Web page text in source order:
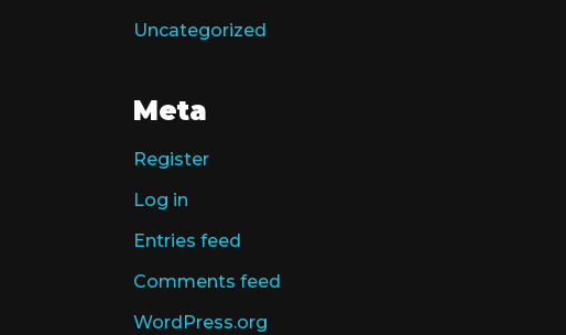
Uncategorized
Meta
Register
Log in
Entries feed
Comments feed
WordPress.org